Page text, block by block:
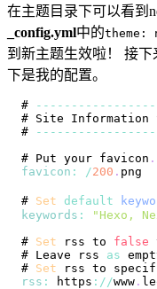
在主题目录下可以看到
_config.yml中的theme:
到新主题生效啦！ 接下
下是我的配置。
# -- -- -- -- -- -- -- --
# Site Information
#
-- -- -- -- -- -- -- --
# Put your favicon .
favicon : /200 . png
# Set default
keywords :
"Hexo,
# Set rss to false
# Leave rss as
# Set rss to
rss : https : / /www .